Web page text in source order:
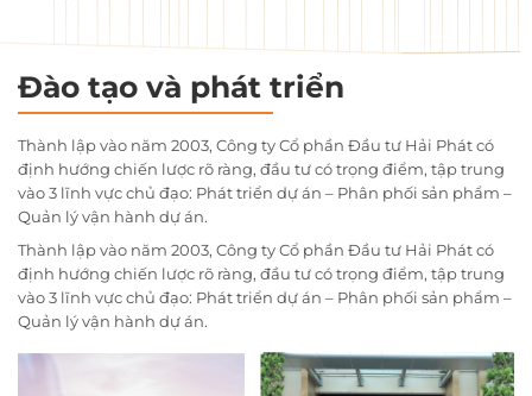
Đào tạo và phát triển
Thành lập vào năm 2003, Công ty Cổ phần Đầu tư Hải Phát có
định hướng chiến lược rõ ràng, đầu tư có trọng điểm, tập trung
vào 3 lĩnh vực chủ đạo: Phát triển dự án – Phân phối sản phẩm –
Quản lý vận hành dự án.
Thành lập vào năm 2003, Công ty Cổ phần Đầu tư Hải Phát có
định hướng chiến lược rõ ràng, đầu tư có trọng điểm, tập trung
vào 3 lĩnh vực chủ đạo: Phát triển dự án – Phân phối sản phẩm –
Quản lý vận hành dự án.